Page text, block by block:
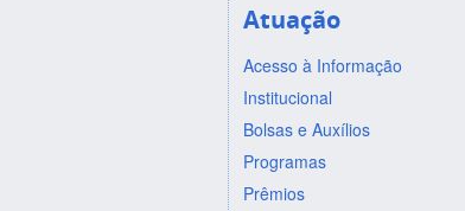
Atuação
Acesso à Informação
Institucional
Bolsas e Auxílios
Programas
Prêmios